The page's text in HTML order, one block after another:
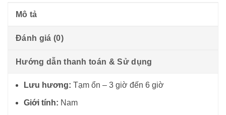
Mô tả
Đánh giá (0)
Hướng dẫn thanh toán & Sử dụng
Lưu hương: Tạm ổn – 3 giờ đến 6 giờ
Giới tính: Nam